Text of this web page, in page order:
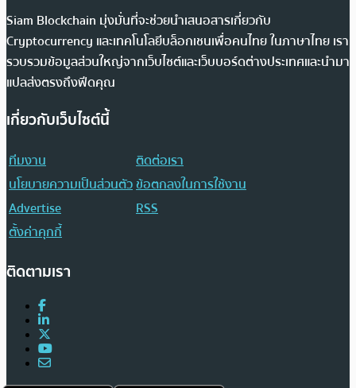
Siam Blockchain มุ่งมั่นที่จะช่วยนำเสนอสารเกี่ยวกับ
Cryptocurrency และเทคโนโลยีบล็อกเชนเพื่อคนไทย ในภาษาไทย เรา
รวบรวมข้อมูลส่วนใหญ่จากเว็บไซต์และเว็บบอร์ดต่างประเทศและนำมา
แปลส่งตรงถึงฟีดคุณ
เกี่ยวกับเว็บไซต์นี้
ทีมงาน
ติดต่อเรา
นโยบายความเป็นส่วนตัวข้อตกลงในการใช้งาน
Advertise
RSS
ตั้งค่าคุกกี้
ติดตามเรา